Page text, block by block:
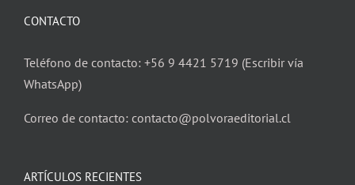
CONTACTO
Teléfono de contacto: +56 9 4421 5719 (Escribir vía
WhatsApp)
Correo de contacto: contacto@polvoraeditorial.cl
ARTÍCULOS RECIENTES